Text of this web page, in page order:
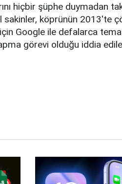
hiçbir şüphe duymadan
sakinler, köprünün 2013'te
Google ile defalarca
görevi olduğu iddia